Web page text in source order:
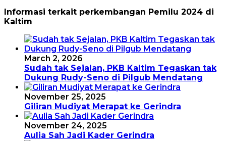
Informasi terkait perkembangan Pemilu 2024 di
Kaltim
March 2, 2026
Sudah tak Sejalan, PKB Kaltim Tegaskan tak
Dukung Rudy-Seno di Pilgub Mendatang
November 25, 2025
Giliran Mudiyat Merapat ke Gerindra
November 24, 2025
Aulia Sah Jadi Kader Gerindra